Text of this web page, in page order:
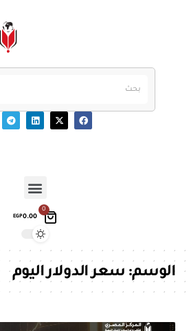
0
EGP0.00
الوسم:سعر الدولار اليوم